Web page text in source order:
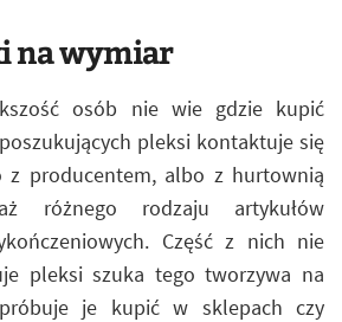
na wymiar
osób nie wie gdzie kupić
pleksi kontaktuje się
z producentem, albo z hurtownią
różnego rodzaju artykułów
Część z nich nie
pleksi szuka tego tworzywa na
je kupić w sklepach czy